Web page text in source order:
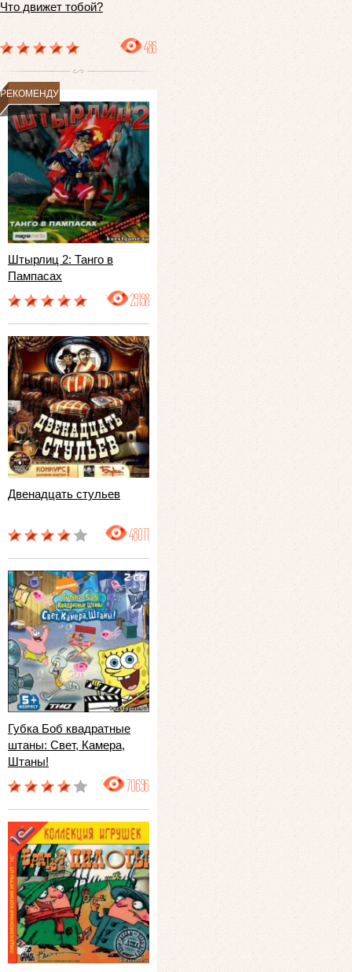
Что движет тобой?
486
РЕКОМЕНДУЕМ
Штырлиц 2: Танго в
Пампасах
29198
Двенадцать стульев
48011
Губка Боб квадратные
штаны: Свет, Камера,
Штаны!
70696